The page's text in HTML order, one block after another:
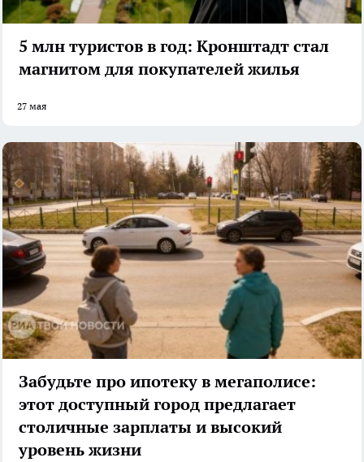
5 млн туристов в год: Кронштадт стал
магнитом для покупателей жилья
27 мая
Забудьте про ипотеку в мегаполисе:
этот доступный город предлагает
столичные зарплаты и высокий
уровень жизни